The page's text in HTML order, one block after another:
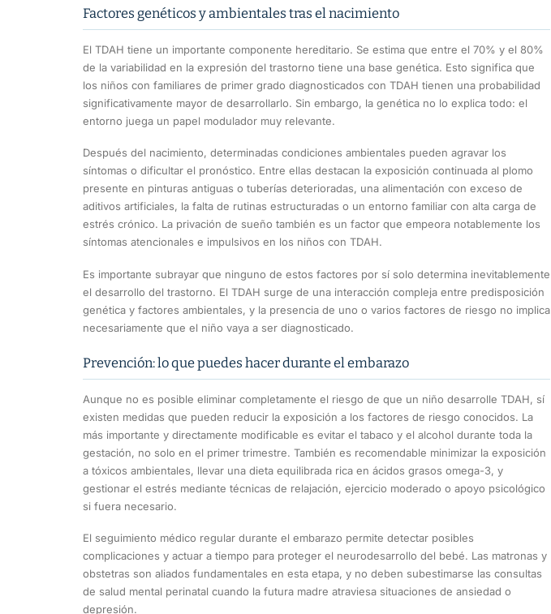
Factores genéticos y ambientales tras el nacimiento
El TDAH tiene un importante componente hereditario. Se estima que entre el 70% y el 80%
de la variabilidad en la expresión del trastorno tiene una base genética. Esto significa que
los niños con familiares de primer grado diagnosticados con TDAH tienen una probabilidad
significativamente mayor de desarrollarlo. Sin embargo, la genética no lo explica todo: el
entorno juega un papel modulador muy relevante.
Después del nacimiento, determinadas condiciones ambientales pueden agravar los
síntomas o dificultar el pronóstico. Entre ellas destacan la exposición continuada al plomo
presente en pinturas antiguas o tuberías deterioradas, una alimentación con exceso de
aditivos artificiales, la falta de rutinas estructuradas o un entorno familiar con alta carga de
estrés crónico. La privación de sueño también es un factor que empeora notablemente los
síntomas atencionales e impulsivos en los niños con TDAH.
Es importante subrayar que ninguno de estos factores por sí solo determina inevitablemente
el desarrollo del trastorno. El TDAH surge de una interacción compleja entre predisposición
genética y factores ambientales, y la presencia de uno o varios factores de riesgo no implica
necesariamente que el niño vaya a ser diagnosticado.
Prevención: lo que puedes hacer durante el embarazo
Aunque no es posible eliminar completamente el riesgo de que un niño desarrolle TDAH, sí
existen medidas que pueden reducir la exposición a los factores de riesgo conocidos. La
más importante y directamente modificable es evitar el tabaco y el alcohol durante toda la
gestación, no solo en el primer trimestre. También es recomendable minimizar la exposición
a tóxicos ambientales, llevar una dieta equilibrada rica en ácidos grasos omega-3, y
gestionar el estrés mediante técnicas de relajación, ejercicio moderado o apoyo psicológico
si fuera necesario.
El seguimiento médico regular durante el embarazo permite detectar posibles
complicaciones y actuar a tiempo para proteger el neurodesarrollo del bebé. Las matronas y
obstetras son aliados fundamentales en esta etapa, y no deben subestimarse las consultas
de salud mental perinatal cuando la futura madre atraviesa situaciones de ansiedad o
depresión.